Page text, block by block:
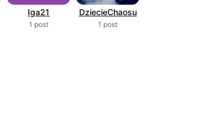
Iga21
1 post
DziecieChaosu
1 post